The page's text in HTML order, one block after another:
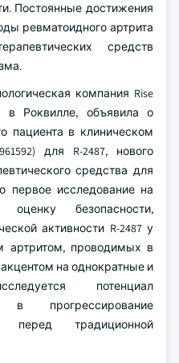
Постоянные достижения
ревматоидного артрита
средств
компания Rise
в Роквилле, объявила о
пациента в клиническом
для R-2487, нового
средства для
первое исследование на
безопасности,
активности R-2487 у
артритом, проводимых в
на однократные и
потенциал
в прогрессирование
перед традиционной